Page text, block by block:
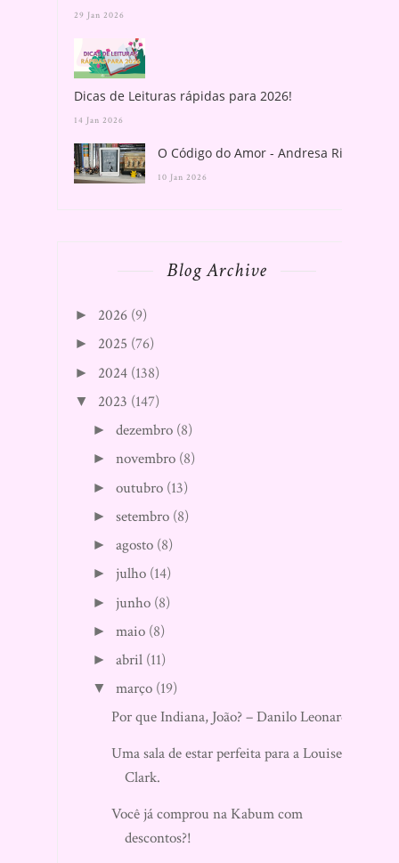
29 Jan 2026
Dicas de Leituras rápidas para 2026!
14 Jan 2026
O Código do Amor - Andresa Rios
10 Jan 2026
Blog Archive
► 2026 (9)
► 2025 (76)
► 2024 (138)
▼ 2023 (147)
►dezembro (8)
►novembro (8)
►outubro (13)
►setembro (8)
►agosto (8)
► julho (14)
► junho (8)
►maio (8)
►abril (11)
▼ março (19)
Por que Indiana, João? – Danilo Leonardi
Uma sala de estar perfeita para a Louise
Clark.
Você já comprou na Kabum com
descontos?!